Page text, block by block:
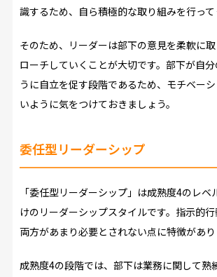
識するため、自ら積極的な取り組みを行って
そのため、リーダーは部下の意見を柔軟に
ローチしていくことが大切です。部下が自
うに自立を促す段階であるため、モチベー
いように気をつけておきましょう。
委任型リーダーシップ
「委任型リーダーシップ」は成熟度4のレベ
けのリーダーシップスタイルです。指示的
両方があまり必要とされない点に特徴があり
成熟度4の段階では、部下は業務に関して熟